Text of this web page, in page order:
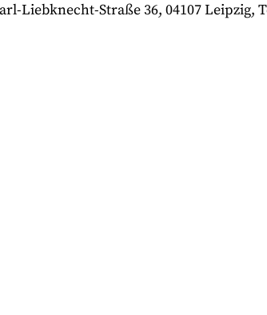
Liebknecht-Straße 36, 04107 Leipzig,